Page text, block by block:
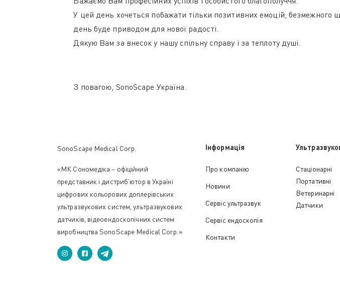
У цей день хочеться побажати тільки позитивних емоцій, безмежного
день буде приводом для нової радості.
Дякую Вам за внесок у нашу спільну справу і за теплоту душі.
З повагою, SonoScape Україна.
SonoScape Medical Corp.
«МК Сономедіка – офіційний
представник і дистриб’ютор в Україні
цифрових кольорових доплерівських
ультразвукових систем, ультразвукових
датчиків, відеоендоскопічних систем
виробництва SonoScape Medical Corp.»
Інформація
Про компанію
Новини
Сервіс ультразвук
Сервіс ендоскопія
Контакти
Стаціонарні
Портативні
Ветеринарні
Датчики